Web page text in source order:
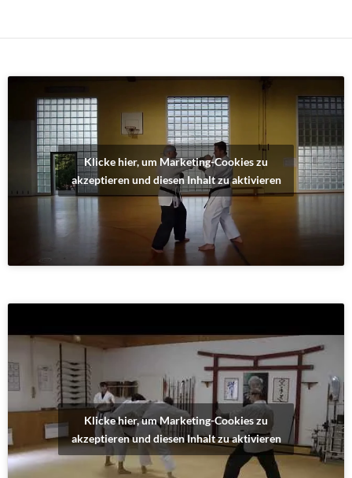
Klicke hier, um Marketing-Cookies zu
akzeptieren und diesen Inhalt zu aktivieren
Klicke hier, um Marketing-Cookies zu
akzeptieren und diesen Inhalt zu aktivieren